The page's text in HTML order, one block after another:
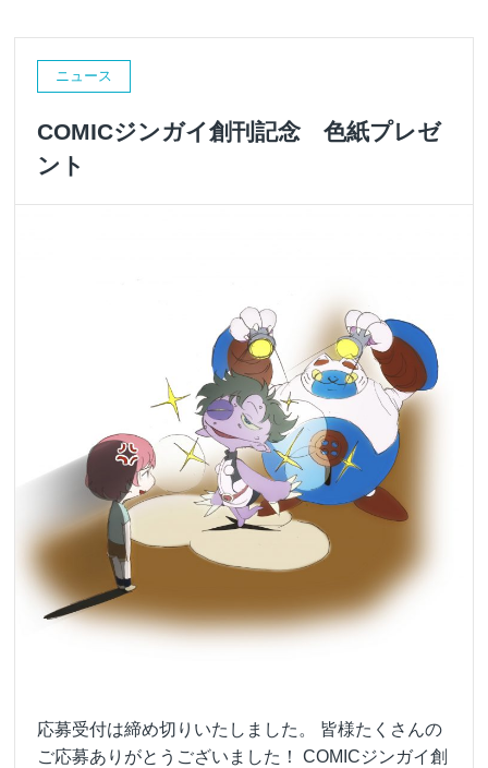
ニュース
COMICジンガイ創刊記念 色紙プレゼ
ント
応募受付は締め切りいたしました。 皆様たくさんの
ご応募ありがとうございました！ COMICジンガイ創